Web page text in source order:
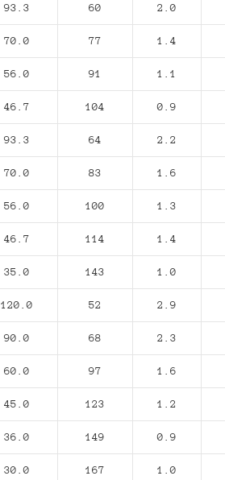
93.3 60 2.0
70.0 77 1.4
56.0 91 1.1
46.7 104 0.9
93.3 64 2.2
70.0 83 1.6
56.0 100 1.3
46.7 114 1.4
35.0 143 1.0
120.0 52 2.9
90.0 68 2.3
60.0 97 1.6
45.0 123 1.2
36.0 149 0.9
30.0 167 1.0